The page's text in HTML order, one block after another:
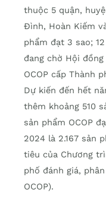
thuộc 5 quận,
Đình, Hoàn Kiếm
phẩm đạt 3 sao;
đang chờ Hội
OCOP cấp Thành
Dự kiến đến hết
thêm khoảng 510
sản phẩm OCOP
2024 là 2.167 sản
tiêu của Chương
phố đánh giá,
OCOP).